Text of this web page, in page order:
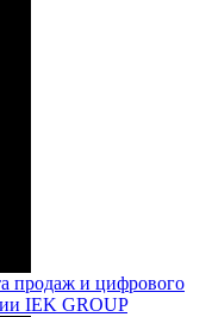
продаж и цифрового
IEK GROUP